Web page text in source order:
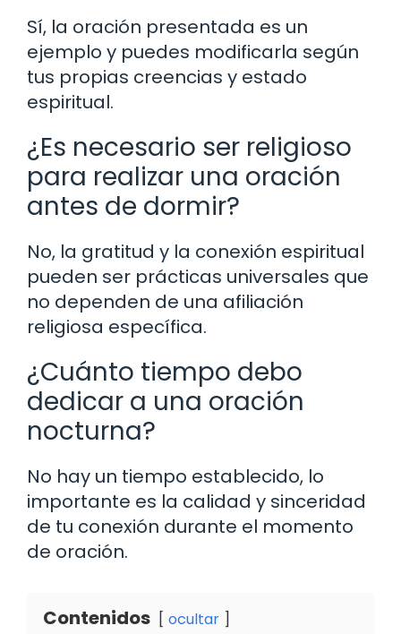
Sí, la oración presentada es un
ejemplo y puedes modificarla según
tus propias creencias y estado
espiritual.
¿Es necesario ser religioso
para realizar una oración
antes de dormir?
No, la gratitud y la conexión espiritual
pueden ser prácticas universales que
no dependen de una afiliación
religiosa específica.
¿Cuánto tiempo debo
dedicar a una oración
nocturna?
No hay un tiempo establecido, lo
importante es la calidad y sinceridad
de tu conexión durante el momento
de oración.
Contenidos ocultar